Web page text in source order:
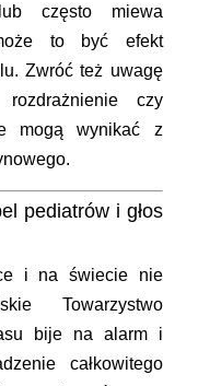
często miewa
to być efekt
Zwróć też uwagę
czy
mogą wynikać z
pediatrów i głos
i na świecie nie
Towarzystwo
bije na alarm i
całkowitego